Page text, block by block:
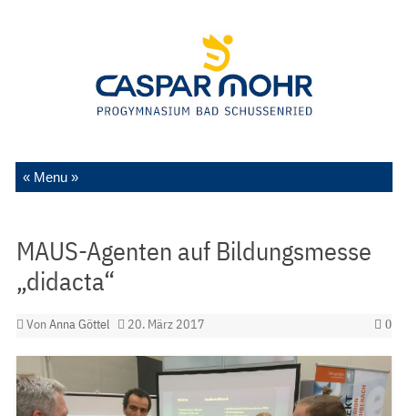
Zum Inhalt springen
MAUS-Agenten auf Bildungsmesse
„didacta“
VonAnna Göttel 20. März 2017 0